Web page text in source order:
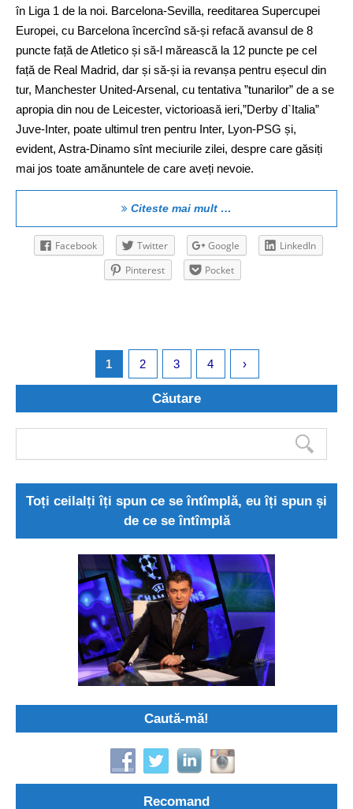
în Liga 1 de la noi. Barcelona-Sevilla, reeditarea Supercupei
Europei, cu Barcelona încercînd să-și refacă avansul de 8
puncte față de Atletico și să-l mărească la 12 puncte pe cel
față de Real Madrid, dar și să-și ia revanșa pentru eșecul din
tur, Manchester United-Arsenal, cu tentativa ”tunarilor” de a se
apropia din nou de Leicester, victorioasă ieri,”Derby d`Italia”
Juve-Inter, poate ultimul tren pentru Inter, Lyon-PSG și,
evident, Astra-Dinamo sînt meciurile zilei, despre care găsiți
mai jos toate amănuntele de care aveți nevoie.
Citeste mai mult …
Facebook Twitter Google
LinkedIn
Pinterest
Pocket
1 2 3 4 ›
Căutare
Toți ceilalți îți spun ce se întîmplă, eu îți spun și
de ce se întîmplă
Caută-mă!
Recomand